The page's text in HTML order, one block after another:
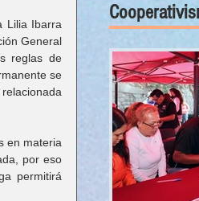
Lilia Ibarra
General
reglas de
se
en materia
por eso
permitirá